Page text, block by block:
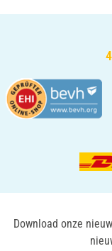
Download onze